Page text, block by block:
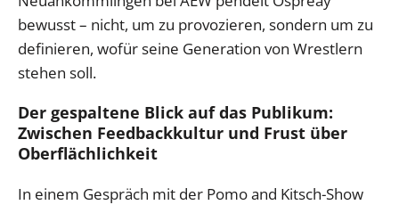
bewusst – nicht, um zu provozieren, sondern um zu
definieren, wofür seine Generation von Wrestlern
stehen soll.
Der gespaltene Blick auf das Publikum:
Zwischen Feedbackkultur und Frust über
Oberflächlichkeit
In einem Gespräch mit der Pomo and Kitsch-Show